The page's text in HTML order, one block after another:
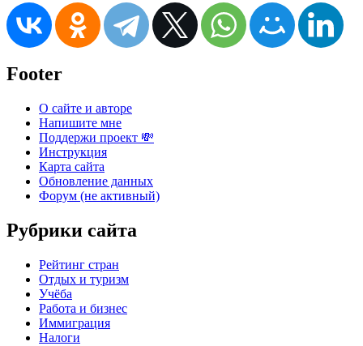
Footer
О сайте и авторе
Напишите мне
Поддержи проект 💸
Инструкция
Карта сайта
Обновление данных
Форум (не активный)
Рубрики сайта
Рейтинг стран
Отдых и туризм
Учёба
Работа и бизнес
Иммиграция
Налоги